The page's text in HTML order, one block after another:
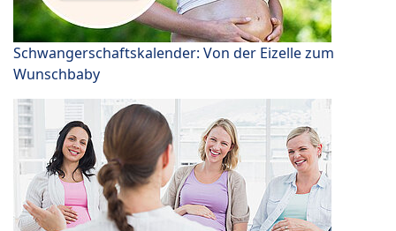
Schwangerschaftskalender: Von der Eizelle zum
Wunschbaby